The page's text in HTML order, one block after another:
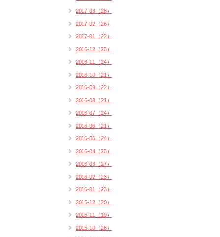
2017-03（28）
2017-02（26）
2017-01（22）
2016-12（23）
2016-11（24）
2016-10（21）
2016-09（22）
2016-08（21）
2016-07（24）
2016-06（21）
2016-05（24）
2016-04（23）
2016-03（27）
2016-02（23）
2016-01（23）
2015-12（20）
2015-11（19）
2015-10（28）